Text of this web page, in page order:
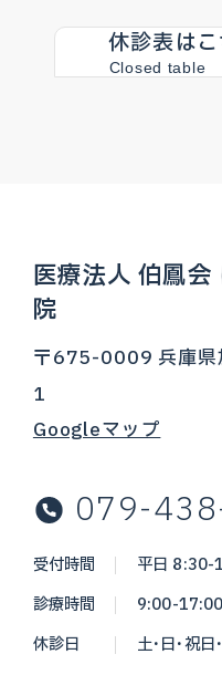
休診表はこ
Closed table
医療法人 伯鳳
院
〒675-0009 兵庫県
1
Googleマップ
079-
受付時間
平日
診療時間
9:00-17:00
休診日
土・日・祝